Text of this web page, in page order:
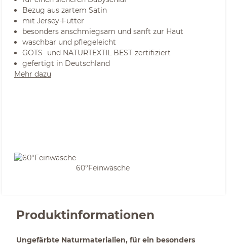
Bezug aus zartem Satin
mit Jersey-Futter
besonders anschmiegsam und sanft zur Haut
waschbar und pflegeleicht
GOTS- und NATURTEXTIL BEST-zertifiziert
gefertigt in Deutschland
Mehr dazu
60°Feinwäsche
Produktinformationen
Ungefärbte Naturmaterialien, für ein besonders